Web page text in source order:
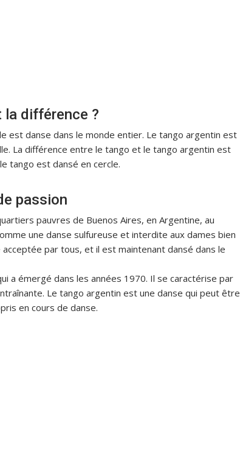
la différence ?
est danse dans le monde entier. Le tango argentin est
La différence entre le tango et le tango argentin est
tango est dansé en cercle.
passion
pauvres de Buenos Aires, en Argentine, au
une danse sulfureuse et interdite aux dames bien
par tous, et il est maintenant dansé dans le
a émergé dans les années 1970. Il se caractérise par
Le tango argentin est une danse qui peut être
en cours de danse.